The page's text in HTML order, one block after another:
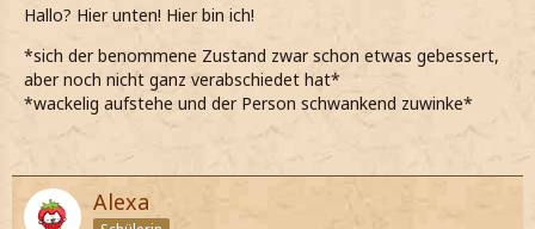
Hallo? Hier unten! Hier bin ich!
*sich der benommene Zustand zwar schon etwas gebessert,
aber noch nicht ganz verabschiedet hat*
*wackelig aufstehe und der Person schwankend zuwinke*
Alexa